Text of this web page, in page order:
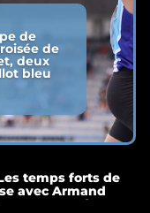
de
de
deux
bleu
temps forts de
avec Armand
Beaugrand